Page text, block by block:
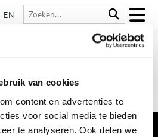
van cookies
content en advertenties te
voor social media te bieden
te analyseren. Ook delen we
EN